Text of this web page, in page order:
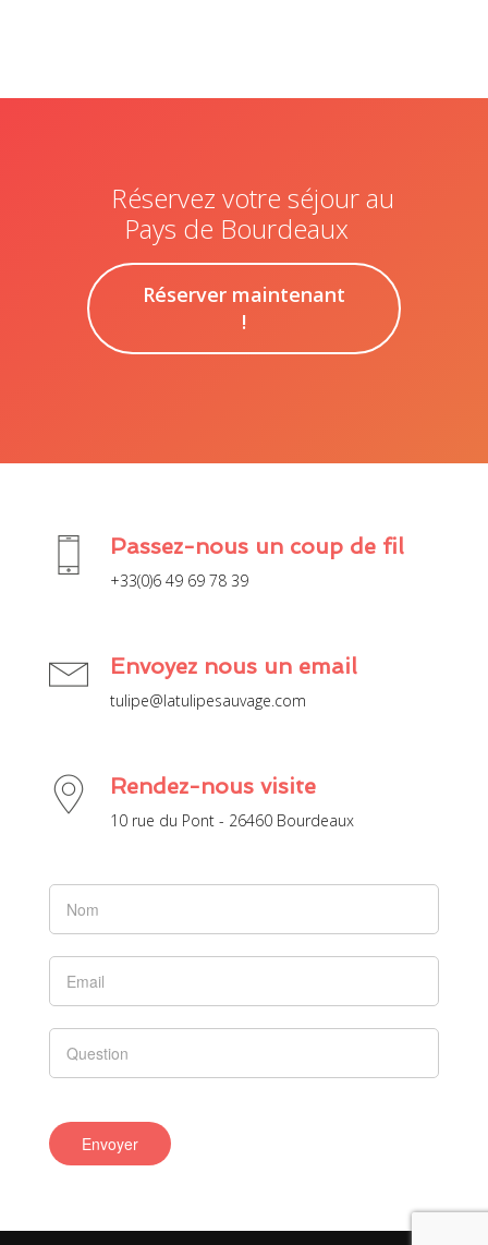
Réservez votre séjour au
Pays de Bourdeaux
Réserver maintenant
!
Passez-nous un coup de fil
+33(0)6 49 69 78 39
Envoyez nous un email
tulipe@latulipesauvage.com
Rendez-nous visite
10 rue du Pont - 26460 Bourdeaux
Si vous
humain,
ne
remplissez
pas ce
champ.